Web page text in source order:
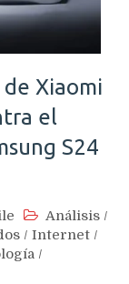
Xiaomi
el
S24
Análisis /
/ Internet /
/